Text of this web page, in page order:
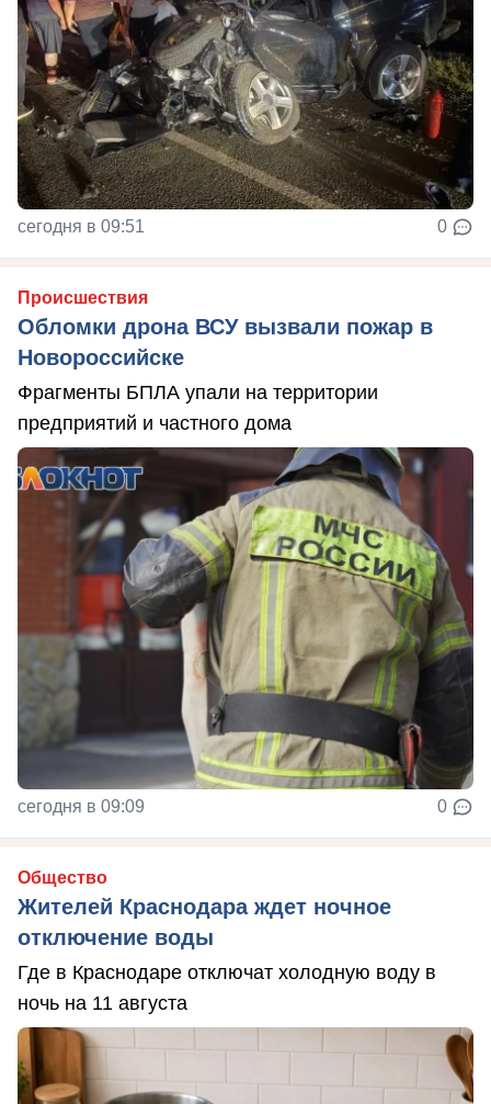
сегодня в 09:51 0
Происшествия
Обломки дрона ВСУ вызвали пожар в
Новороссийске
Фрагменты БПЛА упали на территории
предприятий и частного дома
сегодня в 09:09 0
Общество
Жителей Краснодара ждет ночное
отключение воды
Где в Краснодаре отключат холодную воду в
ночь на 11 августа